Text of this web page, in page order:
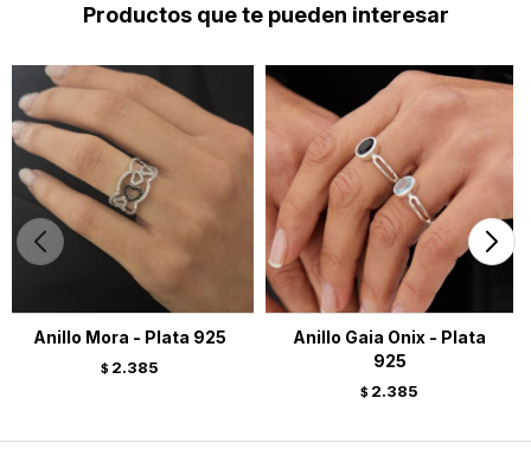
Productos que te pueden interesar
Anillo Mora - Plata 925
$ 2.385
Anillo Gaia Onix - Plata
925
$ 2.385